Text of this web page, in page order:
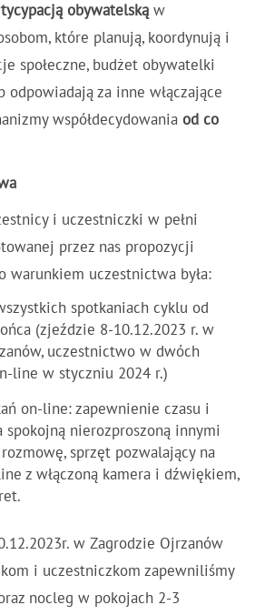
obywatelską w
które planują, koordynują i
społeczne, budżet obywatelki
odpowiadają za inne włączające
współdecydowania od co
i uczestniczki w pełni
przez nas propozycji
warunkiem uczestnictwa była:
spotkaniach cyklu od
(zjeździe 8-10.12.2023 r. w
uczestnictwo w dwóch
line w styczniu 2024 r.)
on-line: zapewnienie czasu i
spokojną nierozproszoną innymi
sprzęt pozwalający na
z włączoną kamera i dźwiękiem,
w Zagrodzie Ojrzanów
i uczestniczkom zapewniliśmy
nocleg w pokojach 2-3